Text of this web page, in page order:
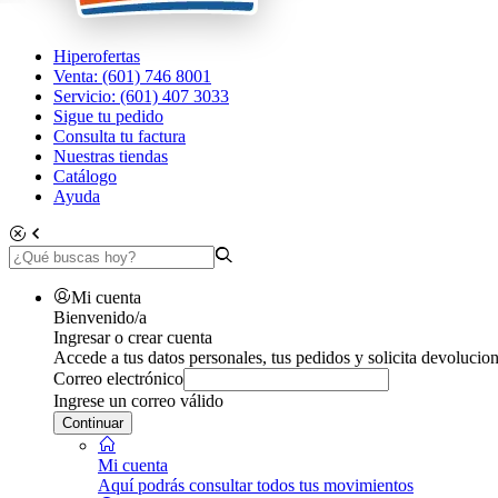
Hiperofertas
Venta: (601) 746 8001
Servicio: (601) 407 3033
Sigue tu pedido
Consulta tu factura
Nuestras tiendas
Catálogo
Ayuda
Mi cuenta
Bienvenido/a
Ingresar o crear cuenta
Accede a tus datos personales, tus pedidos y solicita
Correo electrónico
Ingrese un correo válido
Continuar
Mi cuenta
Aquí podrás consultar todos tus movimientos